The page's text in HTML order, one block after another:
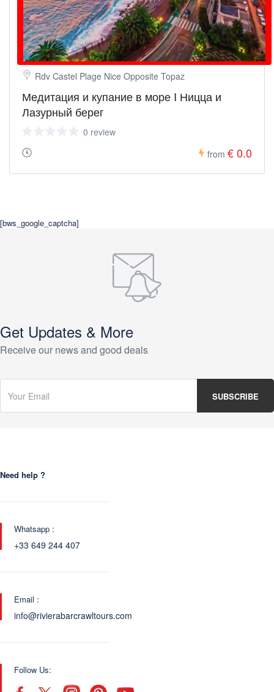
Rdv Castel Plage Nice Opposite Topaz
Медитация и купание в море I Ницца и
Лазурный берег
0 review
from € 0.0
[bws_google_captcha]
Get Updates & More
Receive our news and good deals
Need help ?
Whatsapp :
+33 649 244 407
Email :
info@rivierabarcrawltours.com
Follow Us: